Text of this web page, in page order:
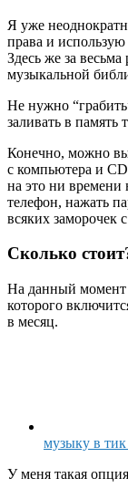
Я уже
права и
Здесь же за
музыкальной
Не нужно
заливать в память
Конечно, можно
с компьютера и
на это ни времени
телефон, нажать
всяких
Сколько
На данный момент
которого
в месяц.
музыку в
У меня такая